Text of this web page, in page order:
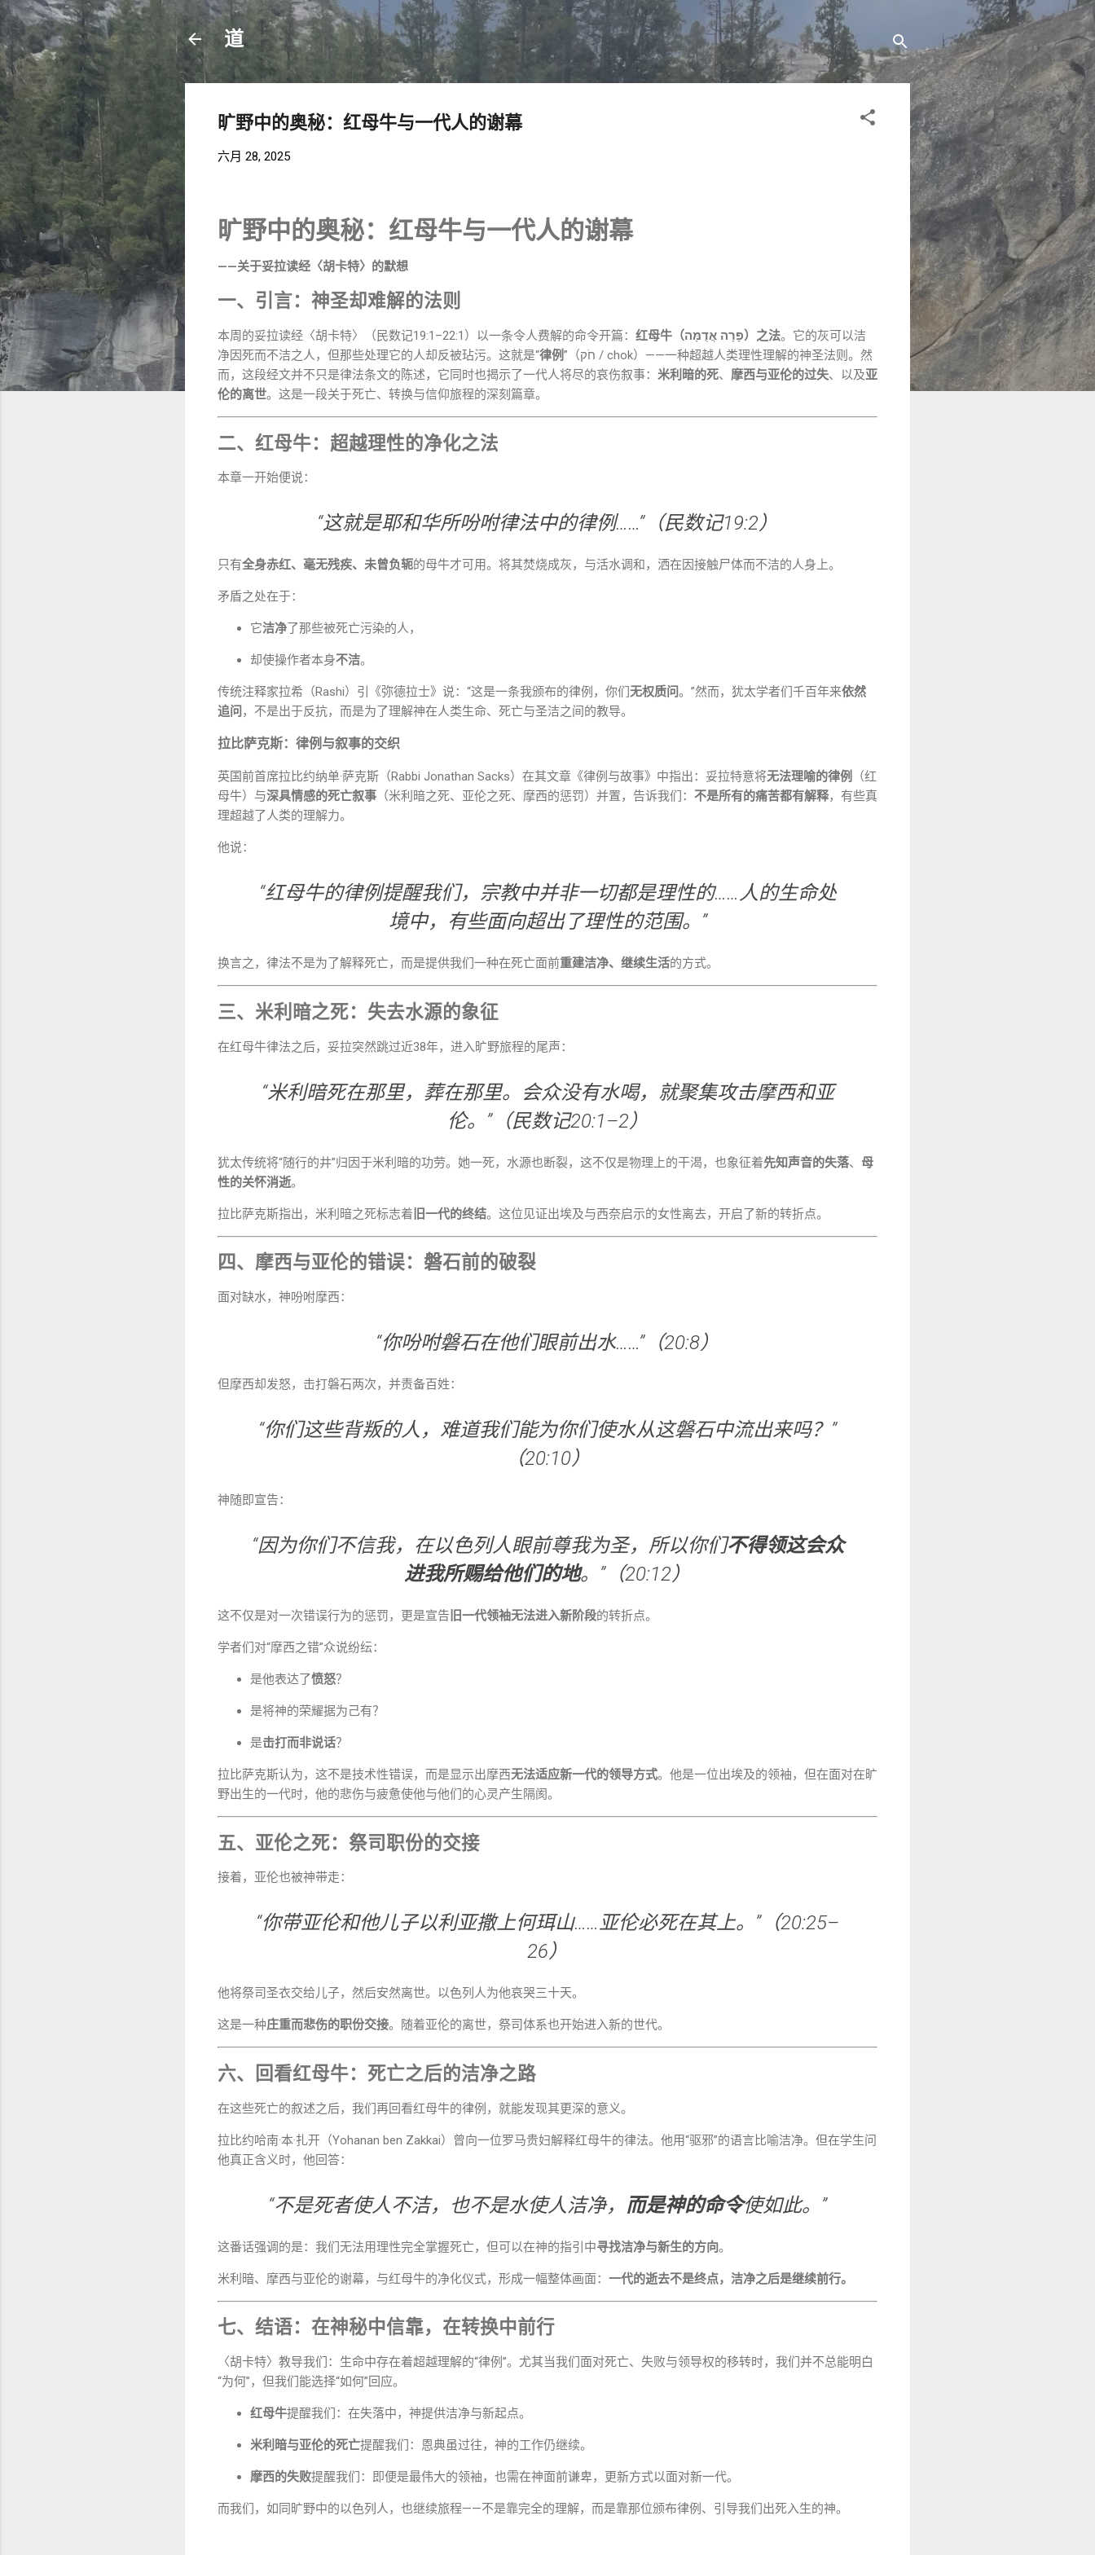
跳至主要内容
道
旷野中的奥秘：红母牛与一代人的谢幕
六月 28, 2025
旷野中的奥秘：红母牛与一代人的谢幕
——关于妥拉读经〈胡卡特〉的默想
一、引言：神圣却难解的法则
本周的妥拉读经〈胡卡特〉（民数记19:1–22:1）以一条令人费解的命令开篇： 红母牛（פָּרָה אֲדֻמָּה）之法。它的灰可以洁
净因死而不洁之人，但那些处理它的人却反被玷污。这就是“律例”（חֹק / chok）——一种超越人类理性理解的神圣法则。然
而，这段经文并不只是律法条文的陈述，它同时也揭示了一代人将尽的哀伤叙事： 米利暗的死、 摩西与亚伦的过失、以及亚
伦的离世。这是一段关于死亡、转换与信仰旅程的深刻篇章。
二、红母牛：超越理性的净化之法
本章一开始便说：
“这就是耶和华所吩咐律法中的律例……”（民数记19:2）
只有全身赤红、毫无残疾、未曾负轭的母牛才可用。将其焚烧成灰，与活水调和，洒在因接触尸体而不洁的人身上。
矛盾之处在于：
它洁净 了那些被死亡污染的人，
却使操作者本身不洁。
传统注释家拉希（Rashi）引《弥德拉士》说：“这是一条我颁布的律例，你们 无权质问 。”然而，犹太学者们千百年来依然
追问 ，不是出于反抗，而是为了理解神在人类生命、死亡与圣洁之间的教导。
拉比萨克斯：律例与叙事的交织
英国前首席拉比约纳单·萨克斯（Rabbi Jonathan Sacks）在其文章《律例与故事》中指出：妥拉特意将无法理喻的律例
（红
母牛）与深具情感的死亡叙事 （米利暗之死、亚伦之死、摩西的惩罚）并置，告诉我们： 不是所有的痛苦都有解释，有些真
理超越了人类的理解力。
他说：
“红母牛的律例提醒我们，宗教中并非一切都是理性的……人的生命处
境中，有些面向超出了理性的范围。”
换言之，律法不是为了解释死亡，而是提供我们一种在死亡面前重建洁净、继续生活的方式。
三、米利暗之死：失去水源的象征
在红母牛律法之后，妥拉突然跳过近38年，进入旷野旅程的尾声：
“米利暗死在那里，葬在那里。会众没有水喝，就聚集攻击摩西和亚
伦。”（民数记20:1–2）
犹太传统将“随行的井”归因于米利暗的功劳。她一死，水源也断裂，这不仅是物理上的干渴，也象征着先知声音的失落、 母
性的关怀消逝。
拉比萨克斯指出，米利暗之死标志着 旧一代的终结。这位见证出埃及与西奈启示的女性离去，开启了新的转折点。
四、摩西与亚伦的错误：磐石前的破裂
面对缺水，神吩咐摩西：
“你吩咐磐石在他们眼前出水……”（20:8）
但摩西却发怒，击打磐石两次，并责备百姓：
“你们这些背叛的人，难道我们能为你们使水从这磐石中流出来吗？”
（20:10）
神随即宣告：
“因为你们不信我，在以色列人眼前尊我为圣，所以你们不得领这会众
进我所赐给他们的地。”（20:12）
这不仅是对一次错误行为的惩罚，更是宣告 旧一代领袖无法进入新阶段的转折点。
学者们对“摩西之错”众说纷纭：
是他表达了愤怒？
是将神的荣耀据为己有？
是击打而非说话？
拉比萨克斯认为，这不是技术性错误，而是显示出摩西无法适应新一代的领导方式。他是一位出埃及的领袖，但在面对在旷
野出生的一代时，他的悲伤与疲惫使他与他们的心灵产生隔阂。
五、亚伦之死：祭司职份的交接
接着，亚伦也被神带走：
“你带亚伦和他儿子以利亚撒上何珥山……亚伦必死在其上。”（20:25–
26）
他将祭司圣衣交给儿子，然后安然离世。以色列人为他哀哭三十天。
这是一种庄重而悲伤的职份交接。随着亚伦的离世，祭司体系也开始进入新的世代。
六、回看红母牛：死亡之后的洁净之路
在这些死亡的叙述之后，我们再回看红母牛的律例，就能发现其更深的意义。
拉比约哈南·本·扎开（Yohanan ben Zakkai）曾向一位罗马贵妇解释红母牛的律法。他用“驱邪”的语言比喻洁净。但在学生问
他真正含义时，他回答：
“不是死者使人不洁，也不是水使人洁净， 而是神的命令使如此。”
这番话强调的是：我们无法用理性完全掌握死亡，但可以在神的指引中寻找洁净与新生的方向。
米利暗、摩西与亚伦的谢幕，与红母牛的净化仪式，形成一幅整体画面： 一代的逝去不是终点，洁净之后是继续前行。
七、结语：在神秘中信靠，在转换中前行
〈胡卡特〉教导我们：生命中存在着超越理解的“律例”。尤其当我们面对死亡、失败与领导权的移转时，我们并不总能明白
“为何”，但我们能选择“如何”回应。
红母牛提醒我们：在失落中，神提供洁净与新起点。
米利暗与亚伦的死亡提醒我们：恩典虽过往，神的工作仍继续。
摩西的失败提醒我们：即便是最伟大的领袖，也需在神面前谦卑，更新方式以面对新一代。
而我们，如同旷野中的以色列人，也继续旅程——不是靠完全的理解，而是靠那位颁布律例、引导我们出死入生的神。